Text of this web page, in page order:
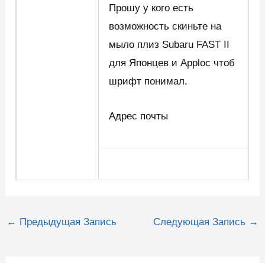
Прошу у кого есть
возможность скиньте на
мыло плиз Subaru FAST II
для Японцев и Apploc чтоб
шрифт понимал.
Адрес почты
Навигация
← Предыдущая Запись Следующая Запись →